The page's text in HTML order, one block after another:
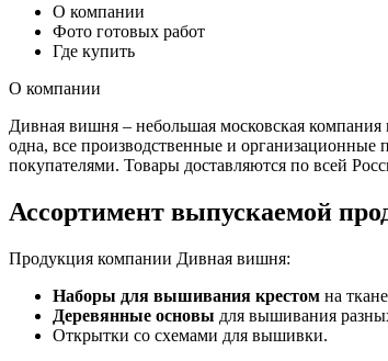
О компании
Фото готовых работ
Где купить
О компании
Дивная вишня – небольшая московская компания
одна, все производственные и организационные
покупателями. Товары доставляются по всей
Ассортимент выпускаемой
Продукция компании Дивная вишня:
Наборы для вышивания крестом на
Деревянные основы для вышивания
Открытки со схемами для вышивки.